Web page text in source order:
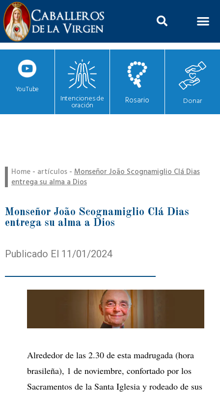
YouTube
Intenciones de
oración Rosario Donar
Home - artículos - Monseñor João Scognamiglio Clá Dias
entrega su alma a Dios
Monseñor João Scognamiglio Clá Dias
entrega su alma a Dios
Publicado El 11/01/2024
Alrededor de las 2.30 de esta madrugada (hora
brasileña), 1 de noviembre, confortado por los
Sacramentos de la Santa Iglesia y rodeado de sus